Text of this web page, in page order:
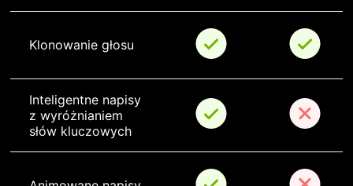
Klonowanie głosu
Inteligentne napisy
z wyróżnianiem
słów kluczowych